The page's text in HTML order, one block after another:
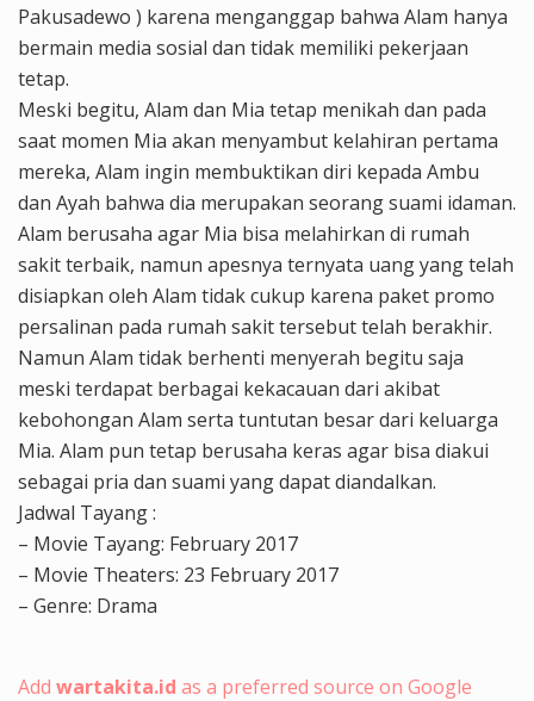
Pakusadewo ) karena menganggap bahwa Alam hanya
bermain media sosial dan tidak memiliki pekerjaan
tetap.
Meski begitu, Alam dan Mia tetap menikah dan pada
saat momen Mia akan menyambut kelahiran pertama
mereka, Alam ingin membuktikan diri kepada Ambu
dan Ayah bahwa dia merupakan seorang suami idaman.
Alam berusaha agar Mia bisa melahirkan di rumah
sakit terbaik, namun apesnya ternyata uang yang telah
disiapkan oleh Alam tidak cukup karena paket promo
persalinan pada rumah sakit tersebut telah berakhir.
Namun Alam tidak berhenti menyerah begitu saja
meski terdapat berbagai kekacauan dari akibat
kebohongan Alam serta tuntutan besar dari keluarga
Mia. Alam pun tetap berusaha keras agar bisa diakui
sebagai pria dan suami yang dapat diandalkan.
Jadwal Tayang :
– Movie Tayang: February 2017
– Movie Theaters: 23 February 2017
– Genre: Drama
Add wartakita.id as a preferred source on Google